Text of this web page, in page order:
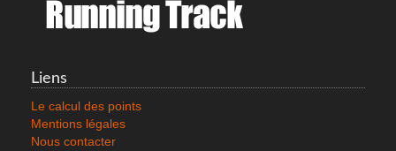
COMPRESSPORT 3D THERMO ULTRALIGHT HEADTUBE
Liens
Le calcul des points
Mentions légales
Nous contacter